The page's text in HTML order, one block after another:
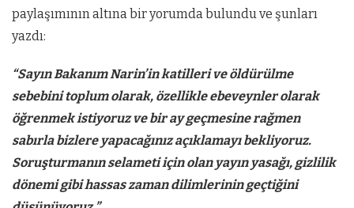
paylaşımının altına bir yorumda bulundu ve şunları
yazdı:
“Sayın Bakanım Narin’in katilleri ve öldürülme
sebebini toplum olarak, özellikle ebeveynler olarak
öğrenmek istiyoruz ve bir ay geçmesine rağmen
sabırla bizlere yapacağınız açıklamayı bekliyoruz.
Soruşturmanın selameti için olan yayın yasağı, gizlilik
dönemi gibi hassas zaman dilimlerinin geçtiğini